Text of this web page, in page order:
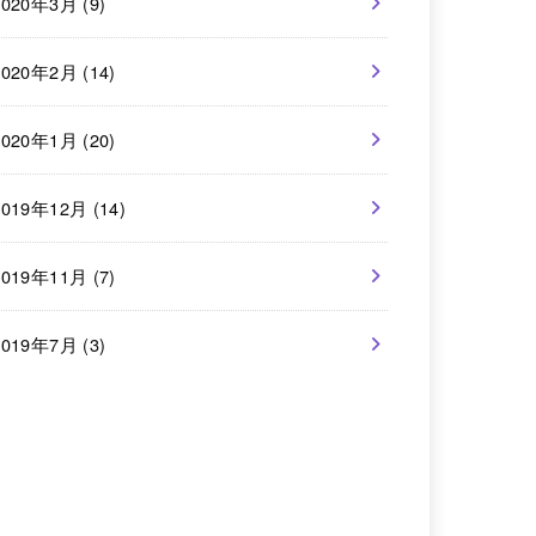
年2月 (14)
年1月 (20)
年12月 (14)
年11月 (7)
年7月 (3)